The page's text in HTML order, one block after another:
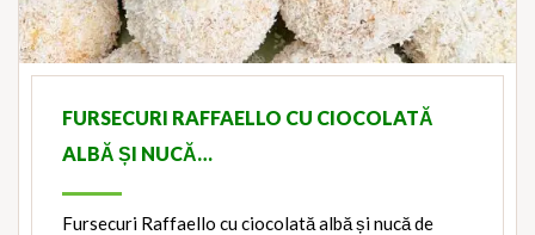
FURSECURI RAFFAELLO CU CIOCOLATĂ
ALBĂ ȘI NUCĂ…
Fursecuri Raffaello cu ciocolată albă și nucă de